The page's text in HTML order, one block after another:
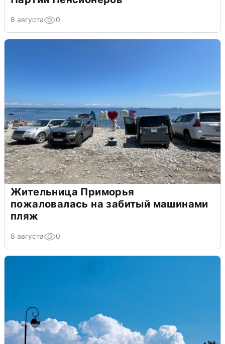
8 августа 0
Жительница Приморья
пожаловалась на забитый машинами
пляж
8 августа 0